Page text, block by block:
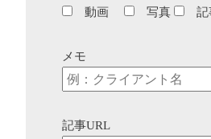
動画
写真 記
メモ
記事URL